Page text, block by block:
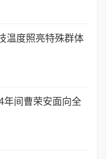
温度照亮特殊群体
年间曹荣安面向全